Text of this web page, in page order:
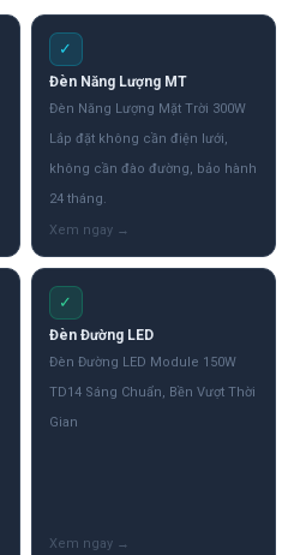
✓
Đèn Năng Lượng MT
Đèn Năng Lượng Mặt Trời 300W
Lắp đặt không cần điện lưới,
không cần đào đường, bảo hành
24 tháng.
✓
Đèn Đường LED
Đèn Đường LED Module 150W
TD14 Sáng Chuẩn, Bền Vượt Thời
Gian